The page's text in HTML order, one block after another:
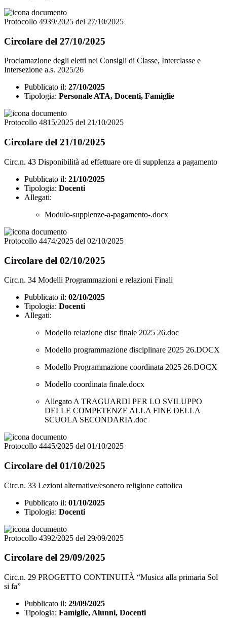
Protocollo 4939/2025 del 27/10/2025
Circolare del 27/10/2025
Proclamazione degli eletti nei Consigli di Classe, Interclasse e
Intersezione a.s. 2025/26
Pubblicato il: 27/10/2025
Tipologia: Personale ATA, Docenti, Famiglie
Protocollo 4815/2025 del 21/10/2025
Circolare del 21/10/2025
Circ.n. 43 Disponibilità ad effettuare ore di supplenza a pagamento
Pubblicato il: 21/10/2025
Tipologia: Docenti
Allegati:
Modulo-supplenze-a-pagamento-.docx
Protocollo 4474/2025 del 02/10/2025
Circolare del 02/10/2025
Circ.n. 34 Modelli Programmazioni e relazioni Finali
Pubblicato il: 02/10/2025
Tipologia: Docenti
Allegati:
Modello relazione disc finale 2025 26.doc
Modello programmazione disciplinare 2025 26.DOCX
Modello Programmazione coordinata 2025 26.DOCX
Modello coordinata finale.docx
Allegato A TRAGUARDI PER LO SVILUPPO
DELLE COMPETENZE ALLA FINE DELLA
SCUOLA SECONDARIA.doc
Protocollo 4445/2025 del 01/10/2025
Circolare del 01/10/2025
Circ.n. 33 Lezioni alternative/esonero religione cattolica
Pubblicato il: 01/10/2025
Tipologia: Docenti
Protocollo 4392/2025 del 29/09/2025
Circolare del 29/09/2025
Circ.n. 29 PROGETTO CONTINUITÀ “Musica alla primaria Sol
si fa”
Pubblicato il: 29/09/2025
Tipologia: Famiglie, Alunni, Docenti